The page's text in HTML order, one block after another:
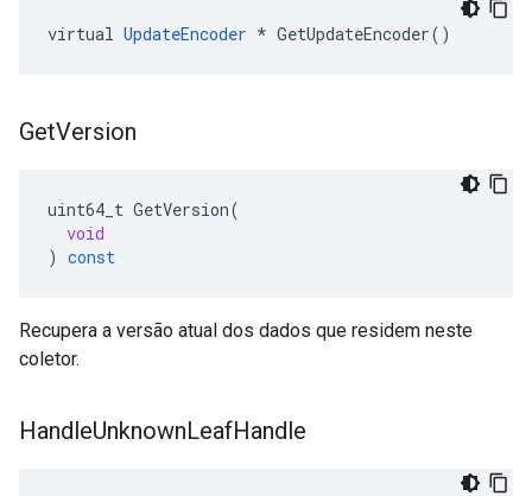
virtual UpdateEncoder * GetUpdateEncoder()
GetVersion
uint64_t GetVersion(
void
) const
Recupera a versão atual dos dados que residem neste
coletor.
HandleUnknownLeafHandle